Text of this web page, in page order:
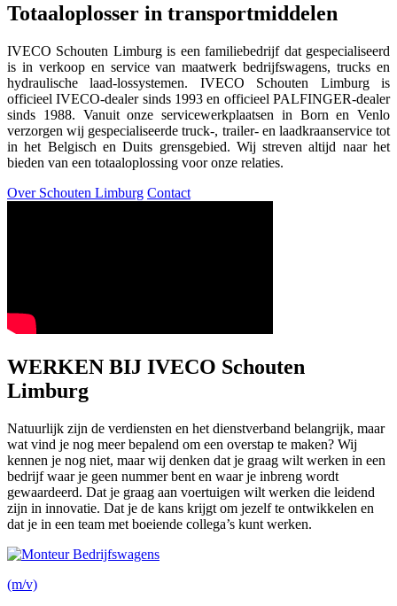
Totaaloplosser in transportmiddelen
IVECO Schouten Limburg is een familiebedrijf dat gespecialiseerd
is in verkoop en service van maatwerk bedrijfswagens, trucks en
hydraulische laad-lossystemen. IVECO Schouten Limburg is
officieel IVECO-dealer sinds 1993 en officieel PALFINGER-dealer
sinds 1988. Vanuit onze servicewerkplaatsen in Born en Venlo
verzorgen wij gespecialiseerde truck-, trailer- en laadkraanservice tot
in het Belgisch en Duits grensgebied. Wij streven altijd naar het
bieden van een totaaloplossing voor onze relaties.
Over Schouten Limburg Contact
WERKEN BIJ IVECO Schouten
Limburg
Natuurlijk zijn de verdiensten en het dienstverband belangrijk, maar
wat vind je nog meer bepalend om een overstap te maken? Wij
kennen je nog niet, maar wij denken dat je graag wilt werken in een
bedrijf waar je geen nummer bent en waar je inbreng wordt
gewaardeerd. Dat je graag aan voertuigen wilt werken die leidend
zijn in innovatie. Dat je de kans krijgt om jezelf te ontwikkelen en
dat je in een team met boeiende collega’s kunt werken.
(m/v)